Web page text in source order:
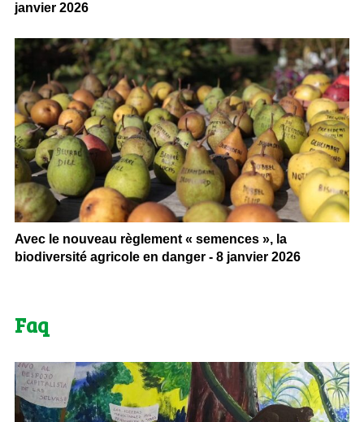
janvier 2026
Avec le nouveau règlement « semences », la
biodiversité agricole en danger - 8 janvier 2026
Faq